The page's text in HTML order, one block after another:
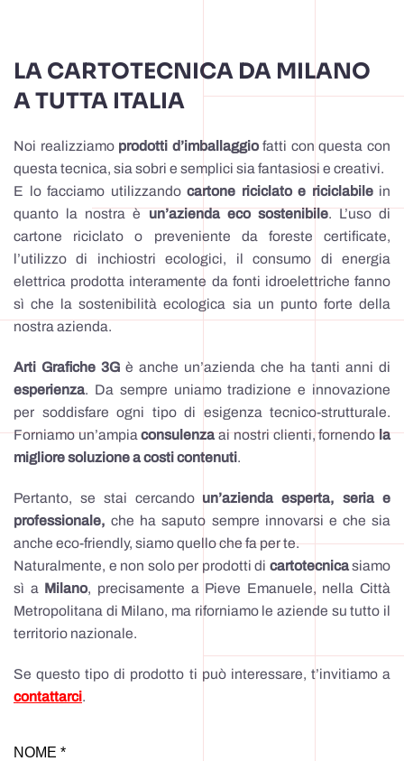
LA CARTOTECNICA DA MILANO
A TUTTA ITALIA
Noi realizziamo prodotti d’imballaggiofatti con questa con
questa tecnica, sia sobri e semplici sia fantasiosi e creativi.
E lo facciamo utilizzando cartone riciclato e riciclabilein
quanto la nostra èun’azienda eco sostenibile. L’uso di
cartone riciclato o preveniente da foreste certificate,
l’utilizzo di inchiostri ecologici, il consumo di energia
elettrica prodotta interamente da fonti idroelettriche fanno
sì che la sostenibilità ecologica sia un punto forte della
nostra azienda.
Arti Grafiche 3G è anche un’azienda che ha tanti anni di
esperienza. Da sempre uniamo tradizione e innovazione
per soddisfare ogni tipo di esigenza tecnico-strutturale.
Forniamo un’ampiaconsulenzaai nostri clienti, fornendola
migliore soluzione a costi contenuti.
Pertanto, se stai cercando un’azienda esperta, seria e
professionale, che ha saputo sempre innovarsi e che sia
anche eco-friendly, siamo quello che fa per te.
Naturalmente, e non solo per prodotti di cartotecnicasiamo
sì a Milano, precisamente a Pieve Emanuele, nella Città
Metropolitana di Milano, ma riforniamo le aziende su tutto il
territorio nazionale.
Se questo tipo di prodotto ti può interessare, t’invitiamo a
contattarci.
NOME *